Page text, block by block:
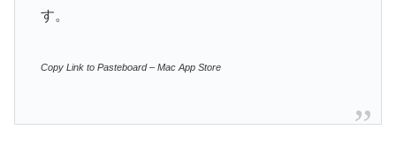
す。
Copy Link to Pasteboar‪d‬ – Mac App Store